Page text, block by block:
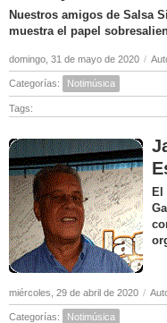
Nuestros amigos de Salsa
muestra el papel
domingo, 31 de mayo de 2020 /
Categorías: Notimúsica
Tags:
El
miércoles, 29 de abril de 2020 /
Categorías: Notimúsica